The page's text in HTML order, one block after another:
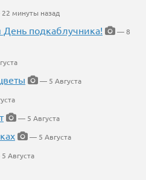
минуты назад
День подкаблучника!
— 8
— 5 Августа
— 5 Августа
— 5 Августа
Августа